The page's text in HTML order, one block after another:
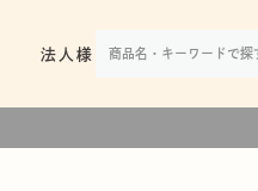
法人様・大口注文のご相談